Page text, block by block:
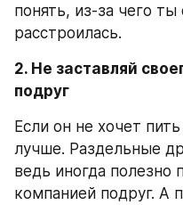
понять, из-за чего
расстроилась.
2. Не заставляй
подруг
Если он не хочет
лучше. Раздельные
ведь иногда полезно
компанией подруг. А